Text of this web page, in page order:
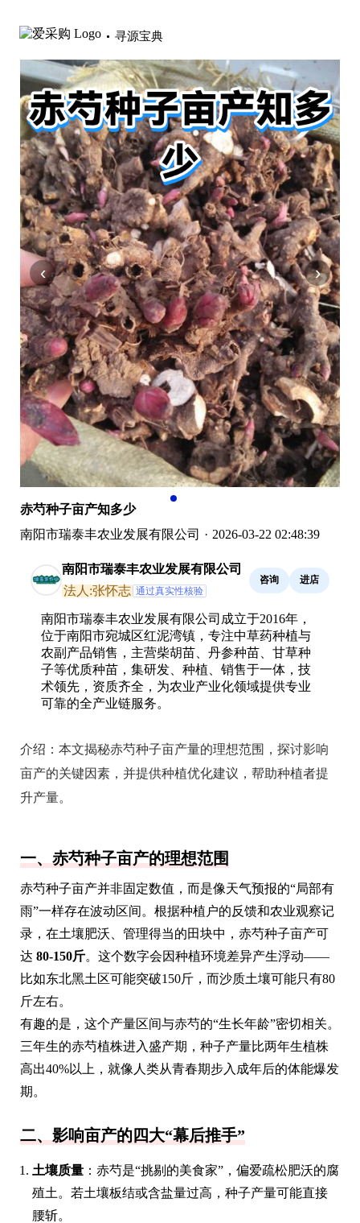
寻源宝典
‹ ›
赤芍种子亩产知多少
南阳市瑞泰丰农业发展有限公司 · 2026-03-22 02:48:39
南阳市瑞泰丰农业发展有限公司
法人:张怀志 通过真实性核验
咨询 进店
南阳市瑞泰丰农业发展有限公司成立于2016年，
位于南阳市宛城区红泥湾镇，专注中草药种植与
农副产品销售，主营柴胡苗、丹参种苗、甘草种
子等优质种苗，集研发、种植、销售于一体，技
术领先，资质齐全，为农业产业化领域提供专业
可靠的全产业链服务。
介绍： 本文揭秘赤芍种子亩产量的理想范围，探讨影响
亩产的关键因素，并提供种植优化建议，帮助种植者提
升产量。
一、赤芍种子亩产的理想范围
赤芍种子亩产并非固定数值，而是像天气预报的“局部有
雨”一样存在波动区间。根据种植户的反馈和农业观察记
录，在土壤肥沃、管理得当的田块中，赤芍种子亩产可
达 80-150斤。这个数字会因种植环境差异产生浮动——
比如东北黑土区可能突破150斤，而沙质土壤可能只有80
斤左右。
有趣的是，这个产量区间与赤芍的“生长年龄”密切相关。
三年生的赤芍植株进入盛产期，种子产量比两年生植株
高出40%以上，就像人类从青春期步入成年后的体能爆发
期。
二、影响亩产的四大“幕后推手”
土壤质量 ：赤芍是“挑剔的美食家”，偏爱疏松肥沃的腐
殖土。若土壤板结或含盐量过高，种子产量可能直接
腰斩。